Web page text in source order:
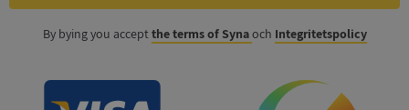
By bying you acceptthe terms of Synaoch Integritetspolicy